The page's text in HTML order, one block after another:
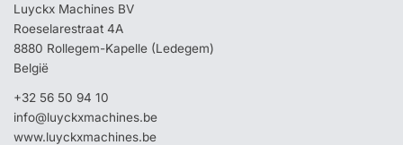
Luyckx Machines BV
Roeselarestraat 4A
8880 Rollegem-Kapelle (Ledegem)
België
+32 56 50 94 10
info@luyckxmachines.be
www.luyckxmachines.be